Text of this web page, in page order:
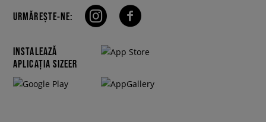
URMĂREȘTE-NE:
INSTALEAZĂ
APLICAȚIA SIZEER